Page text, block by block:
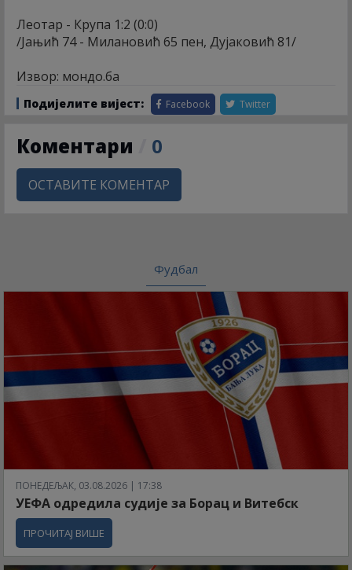
Леотар - Крупа 1:2 (0:0)
/Јањић 74 - Милановић 65 пен, Дујаковић 81/
Извор: мондо.ба
Подијелите вијест: Facebook Twitter
Коментари 0
ОСТАВИТЕ КОМЕНТАР
Фудбал
ПОНЕДЕЉАК, 03.08.2026 | 17:38
УЕФА одредила судије за Борац и Витебск
ПРОЧИТАЈ ВИШЕ